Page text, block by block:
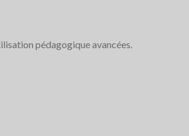
pédagogique avancées.